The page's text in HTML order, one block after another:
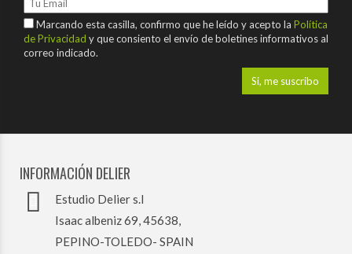
Marcando esta casilla, confirmo que he leído y acepto la Política
de Privacidad y que consiento el envío de boletines informativos al
correo indicado.
INFORMACIÓN DELIER
Estudio Delier s.l
Isaac albeniz 69, 45638,
PEPINO-TOLEDO- SPAIN